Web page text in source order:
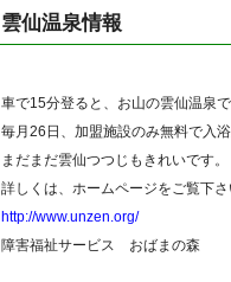
雲仙温泉情報
車で15分登ると、お山の雲仙温泉で
毎月26日、加盟施設のみ無料で入浴
まだまだ雲仙つつじもきれいです。
詳しくは、ホームページをご覧下さ
http://www.unzen.org/
障害福祉サービス おばまの森